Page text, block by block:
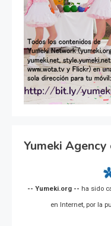
Yumeki Agency
-- Yumeki.org -- ha sido
en Internet, por la